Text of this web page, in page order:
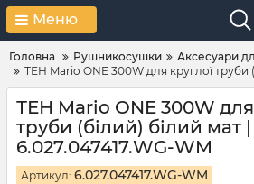
Меню
Головна Рушникосушки
Аксесуари
ТЕН Mario ONE 300W для круглої труби
ТЕН Mario ONE 300W для
труби (білий) білий мат |
6.027.047417.WG-WM
Артикул: 6.027.047417.WG-WM